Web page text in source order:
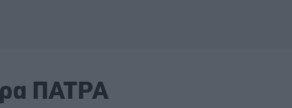
ΠΑΤΡΑ